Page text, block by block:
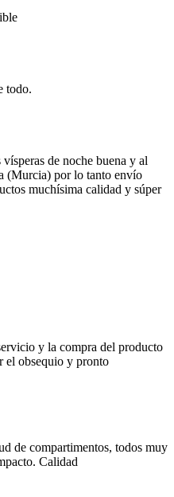
todo.
de noche buena y al
(Murcia) por lo tanto envío
muchísima calidad y súper
y la compra del producto
el obsequio y pronto
de compartimentos, todos muy
Calidad